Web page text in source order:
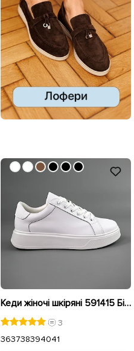
Кеди жіночі шкіряні 591415 Білі
3
363738394041